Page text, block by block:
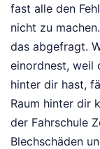
fast alle den
nicht zu
das abgefragt.
einordnest, weil
hinter dir hast,
Raum hinter dir
der Fahrschule
Blechschäden